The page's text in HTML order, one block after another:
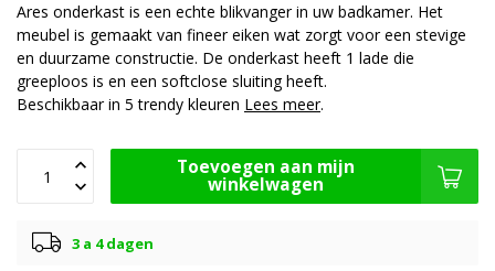
Ares onderkast is een echte blikvanger in uw badkamer. Het
meubel is gemaakt van fineer eiken wat zorgt voor een stevige
en duurzame constructie. De onderkast heeft 1 lade die
greeploos is en een softclose sluiting heeft.
Beschikbaar in 5 trendy kleuren Lees meer.
Toevoegen aan mijn
winkelwagen
3 a 4 dagen